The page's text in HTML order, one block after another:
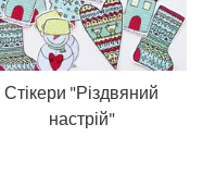
Стікери "Різдвяний
настрій"